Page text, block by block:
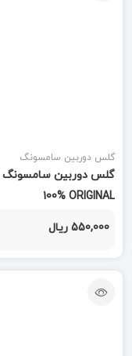
گلس دوربین سامسونگ
100% ORIGINAL
550,000 ریال